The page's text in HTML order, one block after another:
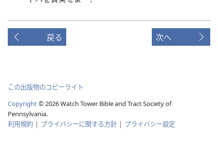
戻る 次へ
この出版物のコピーライト
Copyright©2026Watch Tower Bible and Tract Society of
Pennsylvania.
利用規約 | プライバシーに関する方針 | プライバシー設定